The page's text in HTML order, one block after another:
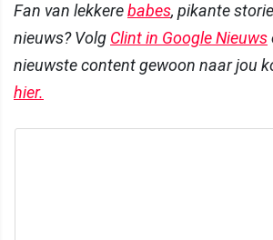
Fan van lekkerebabes, pikante
nieuws? Volg Clint in Google Nieuws
nieuwste content gewoon naar jou
hier.